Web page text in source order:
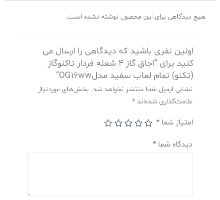
عددهیچ دیدگاهی برای این محصول نوشته نشده است.
اولین نفری باشید که دیدگاهی را ارسال می
کنید برای “اجاق گاز 4 شعله فردار تاکنوگاز
(تکنو) تمام لعاب سفید مدلOG16ww”
نشانی ایمیل شما منتشر نخواهد شد. بخش‌های موردنیاز
علامت‌گذاری شده‌اند *
امتیاز شما *
دیدگاه شما *